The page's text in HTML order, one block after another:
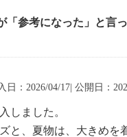
「参考になった」と言
日：2026/04/17| 公開日：
しました。
と、夏物は、大きめを